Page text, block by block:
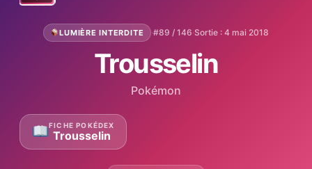
LUMIÈRE INTERDITE ·#89 / 146·Sortie : 4 mai 2018
Trousselin
Pokémon
FICHE POKÉDEX
Trousselin